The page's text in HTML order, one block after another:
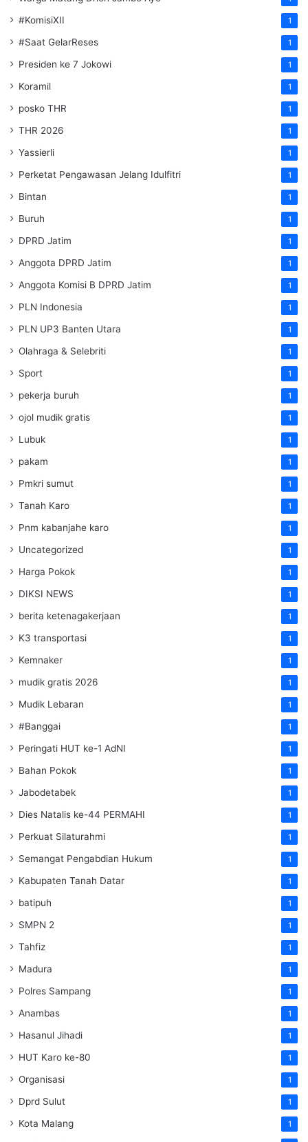
#KomisiXII 1
#Saat GelarReses 1
Presiden ke 7 Jokowi 1
Koramil 1
posko THR 1
THR 2026 1
Yassierli 1
Perketat Pengawasan Jelang Idulfitri 1
Bintan 1
Buruh 1
DPRD Jatim 1
Anggota DPRD Jatim 1
Anggota Komisi B DPRD Jatim 1
PLN Indonesia 1
PLN UP3 Banten Utara 1
Olahraga & Selebriti 1
Sport 1
pekerja buruh 1
ojol mudik gratis 1
Lubuk 1
pakam 1
Pmkri sumut 1
Tanah Karo 1
Pnm kabanjahe karo 1
Uncategorized 1
Harga Pokok 1
DIKSI NEWS 1
berita ketenagakerjaan 1
K3 transportasi 1
Kemnaker 1
mudik gratis 2026 1
Mudik Lebaran 1
#Banggai 1
Peringati HUT ke-1 AdNI 1
Bahan Pokok 1
Jabodetabek 1
Dies Natalis ke-44 PERMAHI 1
Perkuat Silaturahmi 1
Semangat Pengabdian Hukum 1
Kabupaten Tanah Datar 1
batipuh 1
SMPN 2 1
Tahfiz 1
Madura 1
Polres Sampang 1
Anambas 1
Hasanul Jihadi 1
HUT Karo ke-80 1
Organisasi 1
Dprd Sulut 1
Kota Malang 1